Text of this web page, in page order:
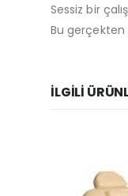
Sessiz bir
Bu gerçekten
İLGILI